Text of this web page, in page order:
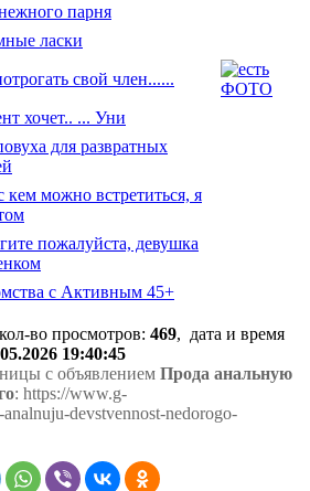
парня
ласки
свой член......
хочет.. ... Уни
для развратных
кем можно встретиться, я
пожалуйста, девушка
с Активным 45+
во просмотров: 469, дата и время
19:40:45
с объявлением Прода анальную
: https://www.g-
devstvennost-nedorogo-